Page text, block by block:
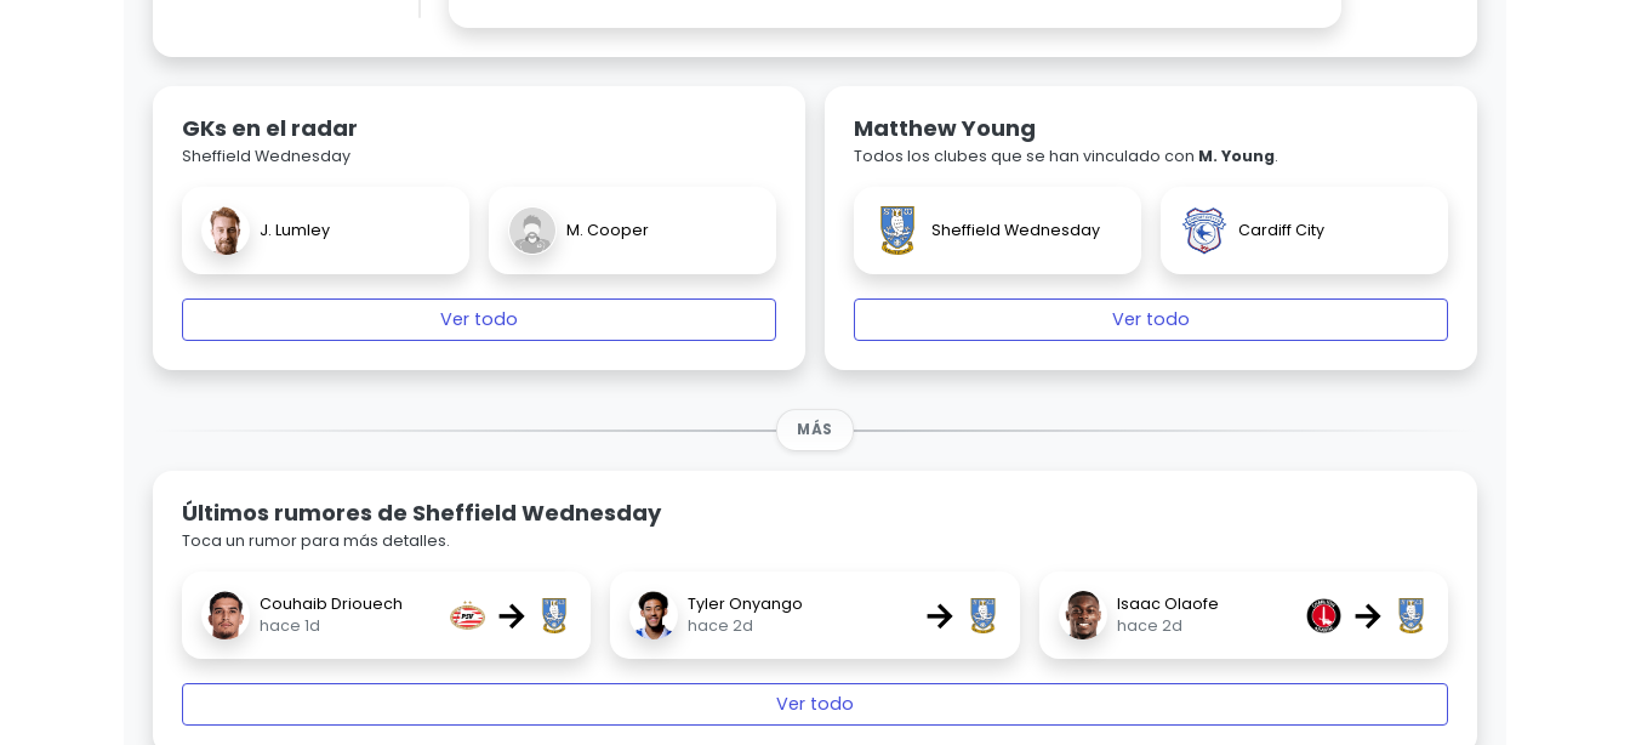
GKs en el radar
Sheffield Wednesday
J. Lumley M. Cooper
Ver todo
Matthew Young
Todos los clubes que se han vinculado con M. Young.
Sheffield Wednesday Cardiff City
Ver todo
MÁS
Últimos rumores de Sheffield Wednesday
Toca un rumor para más detalles.
Couhaib Driouech
hace 1d
→
Tyler Onyango
hace 2d
→
Isaac Olaofe
hace 2d
→
Ver todo